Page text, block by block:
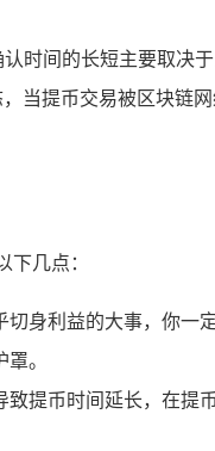
时间的长短主要取
当提币交易被区块链
几点：
身利益的大事，你
。
提币时间延长，在